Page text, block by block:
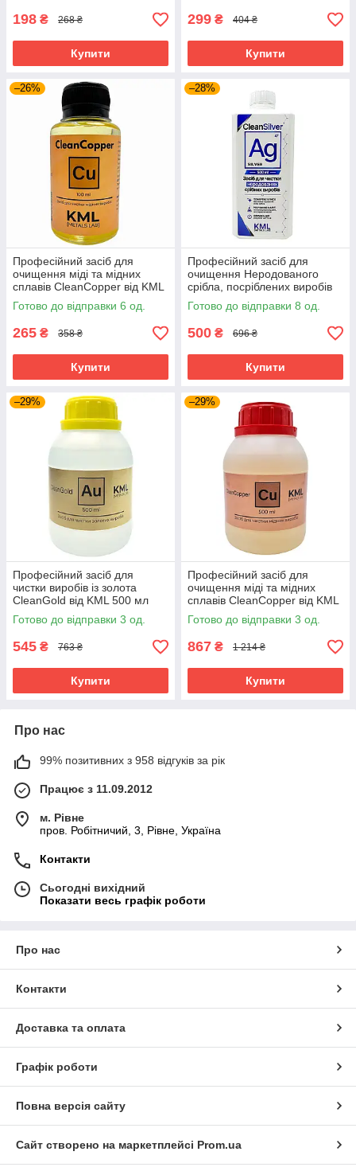
198 ₴ 268 ₴
Купити
299 ₴ 404 ₴
Купити
–26%
Професійний засіб для
очищення міді та мідних
сплавів CleanCopper від KML
- 100мл
Готово до відправки 6 од.
265 ₴ 358 ₴
Купити
–28%
Професійний засіб для
очищення Неродованого
срібла, посріблених виробів
CleanSilver від KML 500 мл
Готово до відправки 8 од.
500 ₴ 696 ₴
Купити
–29%
Професійний засіб для
чистки виробів із золота
CleanGold від KML 500 мл
Готово до відправки 3 од.
545 ₴ 763 ₴
Купити
–29%
Професійний засіб для
очищення міді та мідних
сплавів CleanCopper від KML
500 мл
Готово до відправки 3 од.
867 ₴ 1 214 ₴
Купити
Про нас
99% позитивних з 958 відгуків за рік
Працює з 11.09.2012
м. Рівне
пров. Робітничий, 3, Рівне, Україна
Контакти
Сьогодні вихідний
Показати весь графік роботи
Про нас
Контакти
Доставка та оплата
Графік роботи
Повна версія сайту
Сайт створено на маркетплейсі Prom.ua